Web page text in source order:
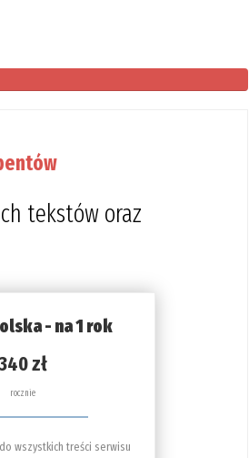
tekstów oraz
- na 1 rok
zł
rocznie
wszystkich treści serwisu